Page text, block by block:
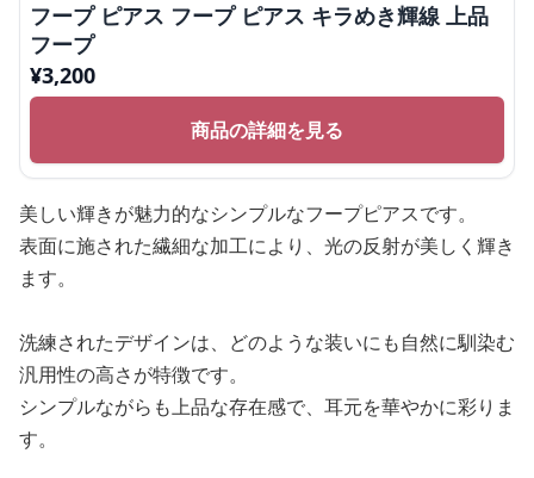
フープ ピアス フープ ピアス キラめき輝線 上品
フープ
¥3,200
商品の詳細を見る
美しい輝きが魅力的なシンプルなフープピアスです。
表面に施された繊細な加工により、光の反射が美しく輝き
ます。
洗練されたデザインは、どのような装いにも自然に馴染む
汎用性の高さが特徴です。
シンプルながらも上品な存在感で、耳元を華やかに彩りま
す。